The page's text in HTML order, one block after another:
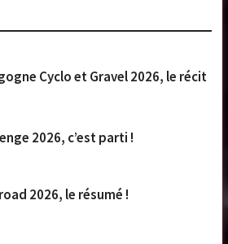
Cyclo et Gravel 2026, le récit
2026, c’est parti !
2026, le résumé !